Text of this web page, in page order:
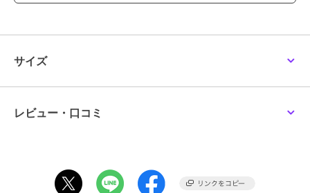
商品カテゴリ
ンク、パープル
サイズ
レビュー・口コミ